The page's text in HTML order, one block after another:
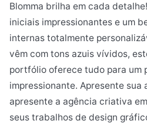
Blomma brilha em cada
iniciais impressionantes e um
internas totalmente
vêm com tons azuis vívidos,
portfólio oferece tudo para um
impressionante. Apresente sua
apresente a agência criativa
seus trabalhos de design